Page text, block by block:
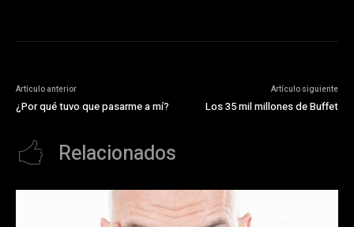
Artículo anterior
¿Por qué tuvo que pasarme a mí?
Artículo siguiente
Los 35 mil millones de Buffet
Relacionados